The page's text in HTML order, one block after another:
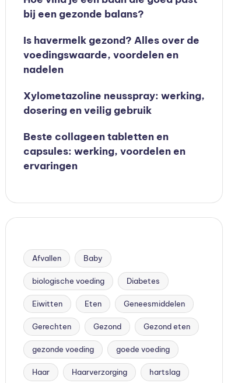
bij een gezonde balans?
Is havermelk gezond? Alles over de
voedingswaarde, voordelen en
nadelen
Xylometazoline neusspray: werking,
dosering en veilig gebruik
Beste collageen tabletten en
capsules: werking, voordelen en
ervaringen
Afvallen Baby
biologische voeding Diabetes
Eiwitten Eten Geneesmiddelen
Gerechten Gezond Gezond eten
gezonde voeding goede voeding
Haar Haarverzorging hartslag